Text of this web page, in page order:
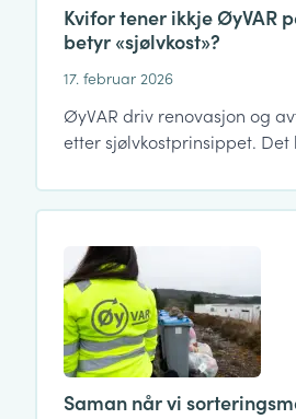
Kvifor tener ikkje ØyVAR
betyr «sjølvkost»?
17. februar 2026
ØyVAR driv renovasjon og
etter sjølvkostprinsippet. Det
Saman når vi